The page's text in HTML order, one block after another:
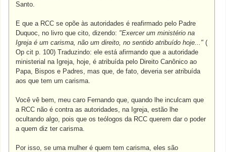
Santo.
E que a RCC se opõe às autoridades é reafirmado pelo Padre
Duquoc, no livro que cito, dizendo: "Exercer um ministério na
Igreja é um carisma, não um direito, no sentido atribuído hoje..." (
Op cit p. 100) Traduzindo: ele está afirmando que a autoridade
ministerial na Igreja, hoje, é atribuída pelo Direito Canônico ao
Papa, Bispos e Padres, mas que, de fato, deveria ser atribuída
aos que tem um carisma.
Você vê bem, meu caro Fernando que, quando lhe inculcam que
a RCC não é contra as autoridades, na Igreja, estão lhe
ocultando algo, pois que os teólogos da RCC querem dar o poder
a quem diz ter carisma.
Por isso, se uma mulher é quem tem carisma, eles são